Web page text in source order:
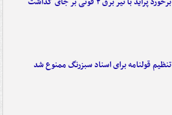
تنظیم قولنامه برای اسناد سبزرنگ ممنوع شد